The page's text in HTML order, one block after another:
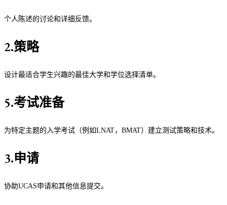
个人陈述的讨论和详细反馈。
2.策略
设计最适合学生兴趣的最佳大学和学位选择清单。
5.考试准备
为特定主题的入学考试（例如LNAT，BMAT）建立测试策略和技术。
3.申请
协助UCAS申请和其他信息提交。